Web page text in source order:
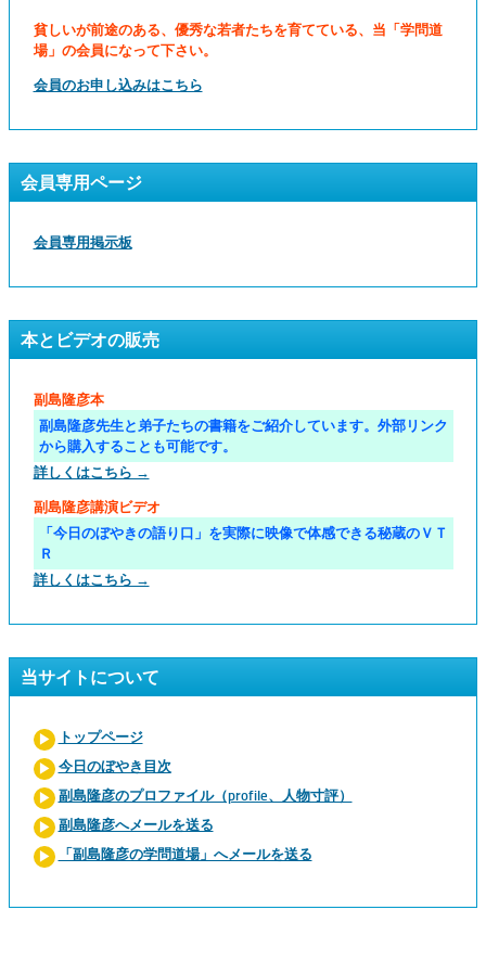
貧しいが前途のある、優秀な若者たちを育てている、当「学問道
場」の会員になって下さい。
会員のお申し込みはこちら
会員専用ページ
会員専用掲示板
本とビデオの販売
副島隆彦本
副島隆彦先生と弟子たちの書籍をご紹介しています。外部リンク
から購入することも可能です。
詳しくはこちら →
副島隆彦講演ビデオ
「今日のぼやきの語り口」を実際に映像で体感できる秘蔵のＶＴ
Ｒ
詳しくはこちら →
当サイトについて
トップページ
今日のぼやき目次
副島隆彦のプロファイル（profile、人物寸評）
副島隆彦へメールを送る
「副島隆彦の学問道場」へメールを送る